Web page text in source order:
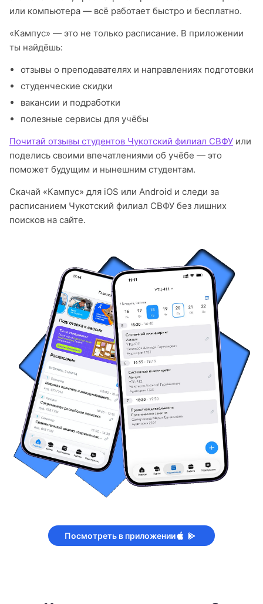
или компьютера — всё работает быстро и бесплатно.
«Кампус» — это не только расписание. В приложении
ты найдёшь:
отзывы о преподавателях и направлениях подготовки
студенческие скидки
вакансии и подработки
полезные сервисы для учёбы
Почитай отзывы студентов Чукотский филиал СВФУ или
поделись своими впечатлениями об учёбе — это
поможет будущим и нынешним студентам.
Скачай «Кампус» для iOS или Android и следи за
расписанием Чукотский филиал СВФУ без лишних
поисков на сайте.
Посмотреть в приложении